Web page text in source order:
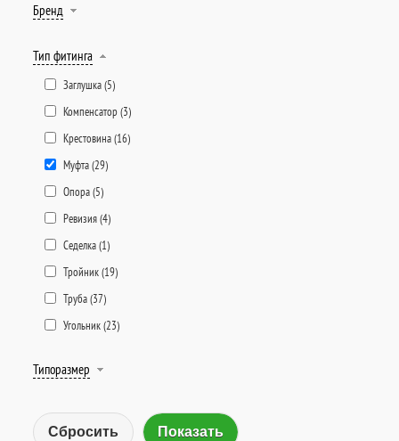
Бренд
Тип фитинга
Заглушка (5)
Компенсатор (3)
Крестовина (16)
Муфта (29)
Опора (5)
Ревизия (4)
Седелка (1)
Тройник (19)
Труба (37)
Угольник (23)
Типоразмер
Сбросить